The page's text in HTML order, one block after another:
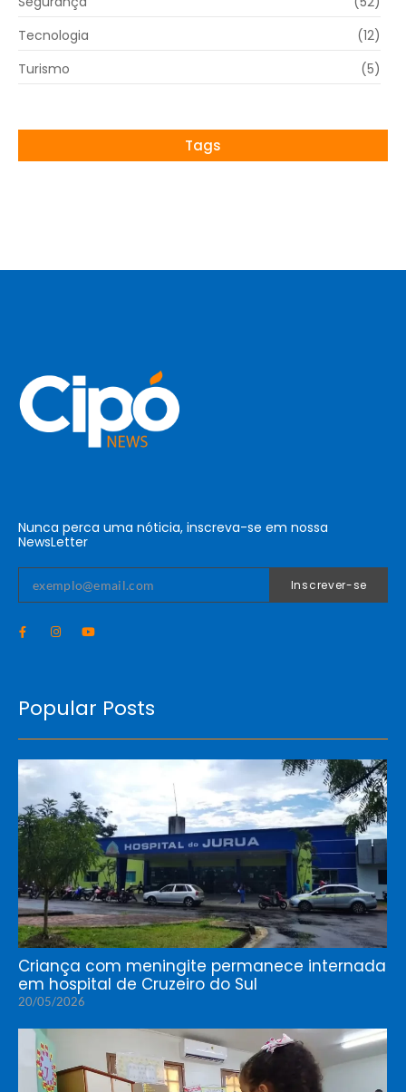
Tecnologia
(12)
Turismo
(5)
Tags
Nunca perca uma nóticia, inscreva-se em nossa
NewsLetter
Inscrever-se
Popular Posts
Criança com meningite permanece internada
em hospital de Cruzeiro do Sul
20/05/2026